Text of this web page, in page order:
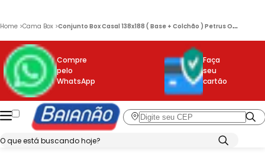
Home >Cama Box > C
onjunto Box Casal 138x188 ( Base + Colchão ) Petrus Ortobom
Compre
pelo
WhatsApp
Faça
seu
cartão